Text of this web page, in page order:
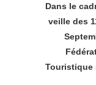
Dans le
veille des
Touristique